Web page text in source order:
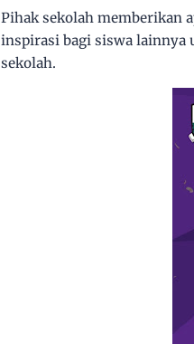
Pihak sekolah memberikan
inspirasi bagi siswa lainnya
sekolah.